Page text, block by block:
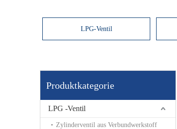
LPG-Ventil
Produktkategorie
LPG -Ventil
Zylinderventil aus Verbundwerkstoff